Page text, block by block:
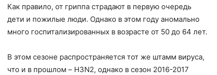
Как правило, от гриппа страдают в первую очередь
дети и пожилые люди. Однако в этом году аномально
много госпитализированных в возрасте от 50 до 64 лет.
В этом сезоне распространяется тот же штамм вируса,
что и в прошлом – H3N2, однако в сезон 2016-2017